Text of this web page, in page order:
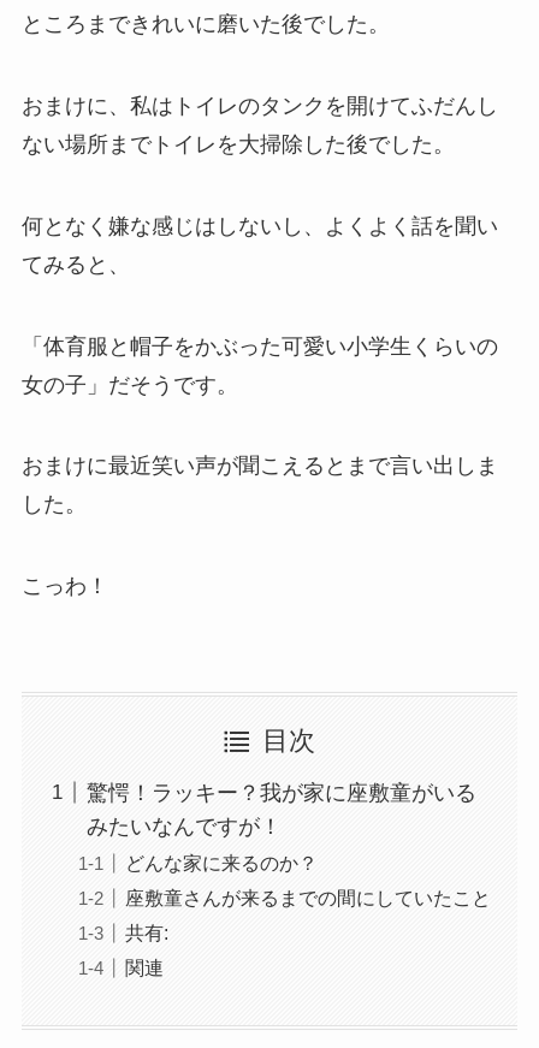
ところまできれいに磨いた後でした。
おまけに、私はトイレのタンクを開けてふだんし
ない場所までトイレを大掃除した後でした。
何となく嫌な感じはしないし、よくよく話を聞い
てみると、
「体育服と帽子をかぶった可愛い小学生くらいの
女の子」だそうです。
おまけに最近笑い声が聞こえるとまで言い出しま
した。
こっわ！
目次
驚愕！ラッキー？我が家に座敷童がいる
みたいなんですが！
どんな家に来るのか？
座敷童さんが来るまでの間にしていたこと
共有:
関連